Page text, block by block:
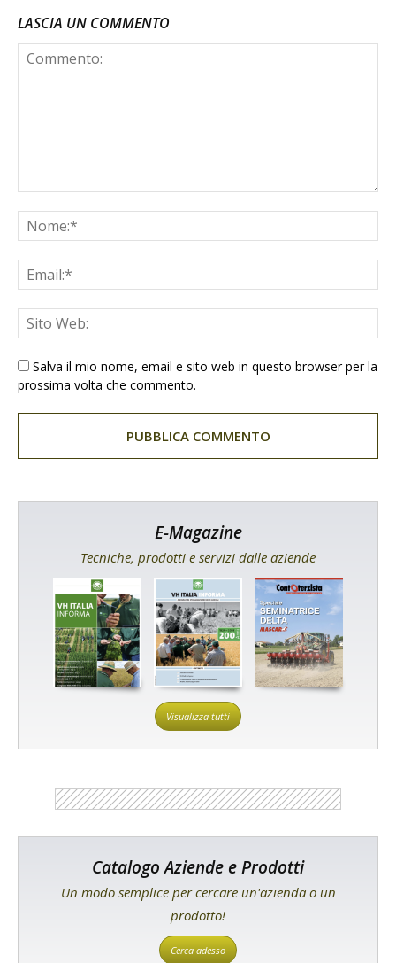
LASCIA UN COMMENTO
Salva il mio nome, email e sito web in questo browser per la
prossima volta che commento.
E-Magazine
Tecniche, prodotti e servizi dalle aziende
Visualizza tutti
Catalogo Aziende e Prodotti
Un modo semplice per cercare un'azienda o un
prodotto!
Cerca adesso